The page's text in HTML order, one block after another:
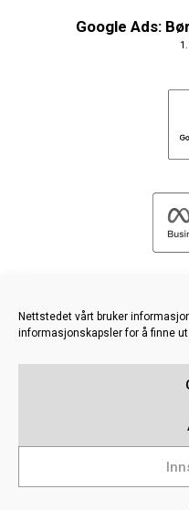
Nettstedet vårt bruker
informasjonskapsler for å finne
Google Ads:
2026 FRESH PIES LTD -